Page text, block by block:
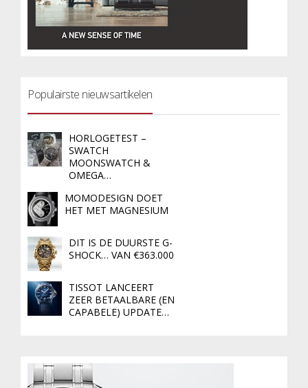
Populairste nieuwsartikelen
HORLOGETEST –
SWATCH
MOONSWATCH &
OMEGA…
MOMODESIGN DOET
HET MET MAGNESIUM
DIT IS DE DUURSTE G-
SHOCK… VAN €363.000
TISSOT LANCEERT
ZEER BETAALBARE (EN
CAPABELE) UPDATE…